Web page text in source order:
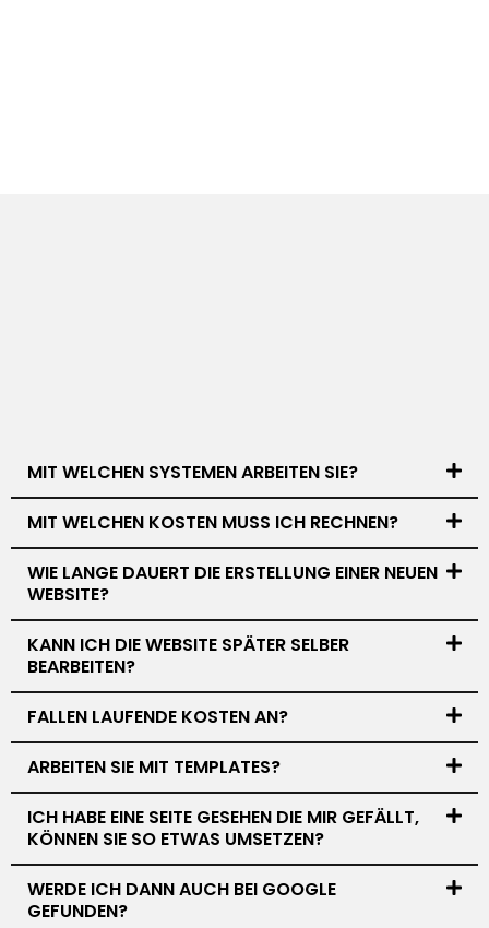
MIT WELCHEN SYSTEMEN ARBEITEN SIE?
MIT WELCHEN KOSTEN MUSS ICH RECHNEN?
WIE LANGE DAUERT DIE ERSTELLUNG EINER NEUEN
WEBSITE?
KANN ICH DIE WEBSITE SPÄTER SELBER
BEARBEITEN?
FALLEN LAUFENDE KOSTEN AN?
ARBEITEN SIE MIT TEMPLATES?
ICH HABE EINE SEITE GESEHEN DIE MIR GEFÄLLT,
KÖNNEN SIE SO ETWAS UMSETZEN?
WERDE ICH DANN AUCH BEI GOOGLE
GEFUNDEN?